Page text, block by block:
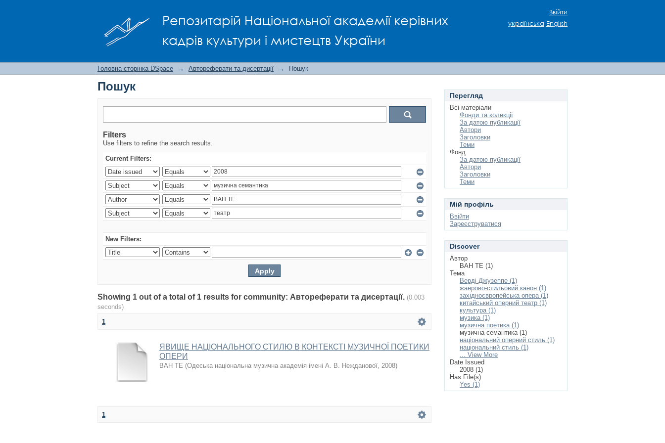
Репозитарій Національної академії керівних
кадрів культури і мистецтв України
Ввійти
українська English
Головна сторінка DSpace → Автореферати та дисертації → Пошук
Пошук
Filters
Use filters to refine the search results.
Current Filters:
New Filters:
Showing 1 out of a total of 1 results for community: Автореферати та дисертації. (0.003
seconds)
1
ЯВИЩЕ НАЦІОНАЛЬНОГО СТИЛЮ В КОНТЕКСТІ МУЗИЧНОЇ ПОЕТИКИ
ОПЕРИ
ВАН ТЕ (Одеська національна музична академія імені А. В. Нежданової, 2008)
1
Перегляд
Всі матеріали
Фонди та колекції
За датою публикації
Автори
Заголовки
Теми
Фонд
За датою публикації
Автори
Заголовки
Теми
Мій профіль
Ввійти
Зареєструватися
Discover
Автор
ВАН ТЕ (1)
Тема
Верді Джузеппе (1)
жанрово-стильовий канон (1)
західноєвропейська опера (1)
китайський оперний театр (1)
культура (1)
музика (1)
музична поетика (1)
музична семантика (1)
національний оперний стиль (1)
національний стиль (1)
... View More
Date Issued
2008 (1)
Has File(s)
Yes (1)